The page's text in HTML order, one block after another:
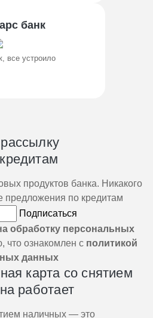
банк
все устроило
продуктов банка. Никакого
предложения по кредитам
Подписаться
обработку персональных
что ознакомлен с политикой
данных
карта со снятием
работает
наличных — это